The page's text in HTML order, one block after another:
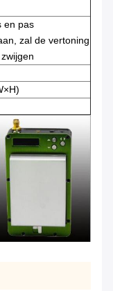
en pas
zal de vertoning